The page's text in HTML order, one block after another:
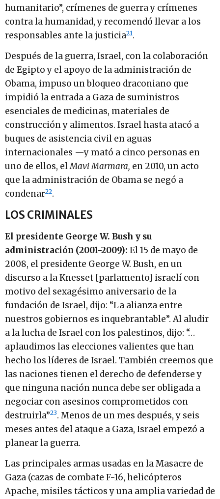
humanitario”, crímenes de guerra y crímenes
contra la humanidad, y recomendó llevar a los
responsables ante la justicia21.
Después de la guerra, Israel, con la colaboración
de Egipto y el apoyo de la administración de
Obama, impuso un bloqueo draconiano que
impidió la entrada a Gaza de suministros
esenciales de medicinas, materiales de
construcción y alimentos. Israel hasta atacó a
buques de asistencia civil en aguas
internacionales —y mató a cinco personas en
uno de ellos, elMavi Marmara, en 2010, un acto
que la administración de Obama se negó a
condenar22.
LOS CRIMINALES
El presidente George W. Bush y su
administración (2001-2009): El 15 de mayo de
2008, el presidente George W. Bush, en un
discurso a la Knesset [parlamento] israelí con
motivo del sexagésimo aniversario de la
fundación de Israel, dijo: “La alianza entre
nuestros gobiernos es inquebrantable”. Al aludir
a la lucha de Israel con los palestinos, dijo: “…
aplaudimos las elecciones valientes que han
hecho los líderes de Israel. También creemos que
las naciones tienen el derecho de defenderse y
que ninguna nación nunca debe ser obligada a
negociar con asesinos comprometidos con
destruirla”23. Menos de un mes después, y seis
meses antes del ataque a Gaza, Israel empezó a
planear la guerra.
Las principales armas usadas en la Masacre de
Gaza (cazas de combate F-16, helicópteros
Apache, misiles tácticos y una amplia variedad de